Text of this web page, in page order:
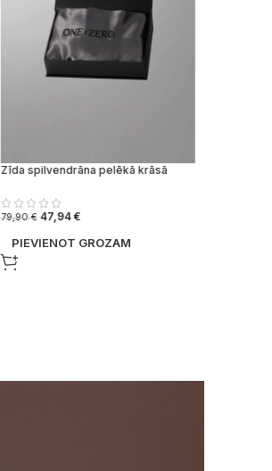
Zīda spilvendrāna pelēkā krāsā
79,90€ 47,94€
PIEVIENOT GROZAM